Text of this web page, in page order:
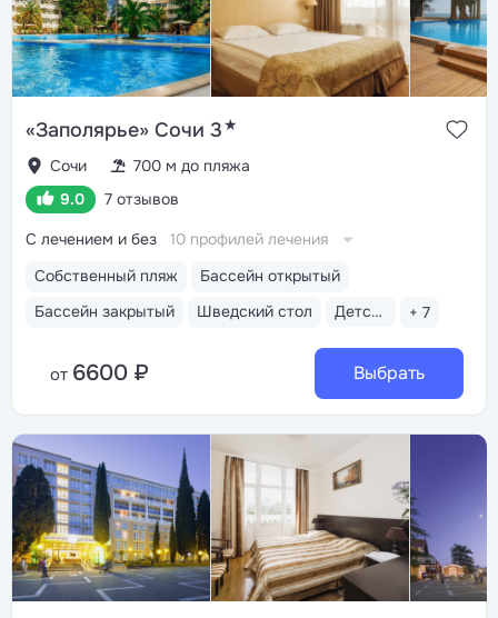
«Заполярье» Сочи 3★
Сочи
700 м до пляжа
9.0
7 отзывов
Собственный пляж
Бассейн открытый
Бассейн закрытый
Шведский стол Детская анимация + 7
С лечением и без 10 профилей лечения
от 6600 ₽ Выбрать